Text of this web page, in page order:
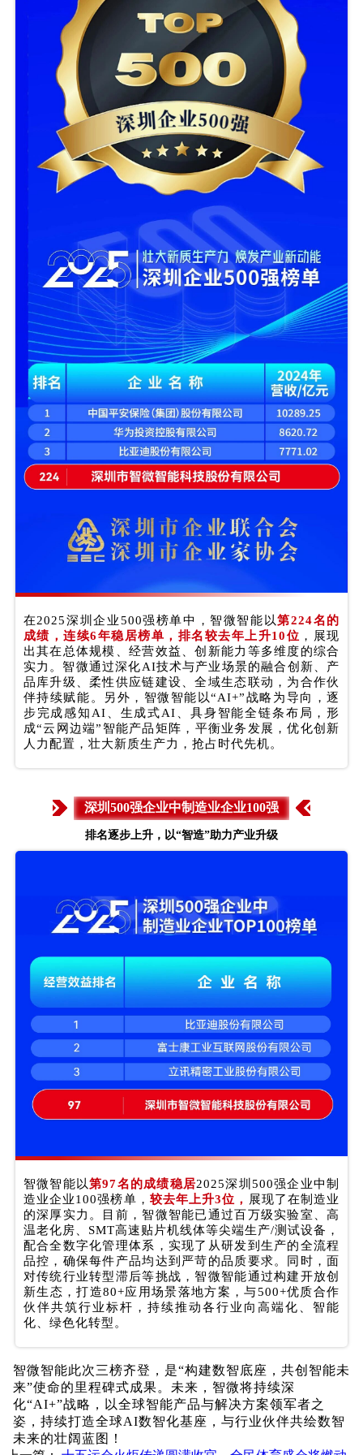
在2025深圳企业500强榜单中，智微智能以第224名的
成绩，连续6年稳居榜单，排名较去年上升10位 ，展现
出其在总体规模、经营效益、创新能力等多维度的综合
实力。智微通过深化AI技术与产业场景的融合创新、产
品库升级、柔性供应链建设、全域生态联动，为合作伙
伴持续赋能。另外，智微智能以“AI+”战略为导向，逐
步完成感知AI、生成式AI、具身智能全链条布局，形
成“云网边端”智能产品矩阵，平衡业务发展，优化创新
人力配置，壮大新质生产力，抢占时代先机。
深圳500强企业中制造业企业100强
排名逐步上升，以“智造”助力产业升级
智微智能以第97名的成绩稳居2025深圳500强企业中制
造业企业100强榜单， 较去年上升3位， 展现了在制造业
的深厚实力。目前，智微智能已通过百万级实验室、高
温老化房、SMT高速贴片机线体等尖端生产/测试设备，
配合全数字化管理体系，实现了从研发到生产的全流程
品控，确保每件产品均达到严苛的品质要求。同时，面
对传统行业转型滞后等挑战，智微智能通过构建开放创
新生态，打造80+应用场景落地方案，与500+优质合作
伙伴共筑行业标杆，持续推动各行业向高端化、智能
化、绿色化转型。
智微智能此次三榜齐登，是“构建数智底座，共创智能未
来”使命的里程碑式成果。未来，智微将持续深
化“AI+”战略，以全球智能产品与解决方案领军者之
姿，持续打造全球AI数智化基座，与行业伙伴共绘数智
未来的壮阔蓝图！